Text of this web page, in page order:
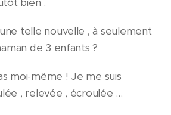
telle nouvelle , à seulement
de 3 enfants ?
moi-même ! Je me suis
, relevée , écroulée ...